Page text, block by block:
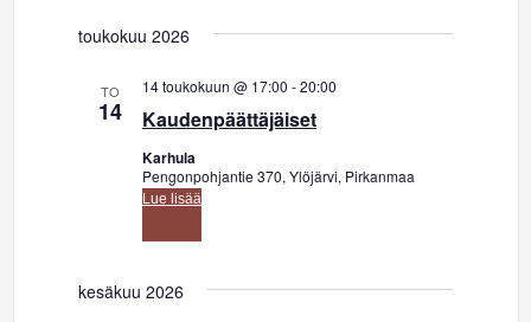
toukokuu 2026
TO
14 Kaudenpäättäjäiset
14 toukokuun @ 17:00 -20:00
Karhula
Pengonpohjantie 370, Ylöjärvi, Pirkanmaa
Lue lisää
kesäkuu 2026